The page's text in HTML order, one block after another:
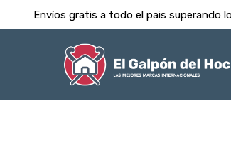
Despachamos dentro de las